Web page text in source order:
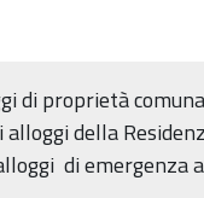
di proprietà
della
di emergenza